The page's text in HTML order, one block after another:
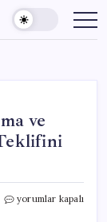
ve
Trump,
yorumlar kapalı